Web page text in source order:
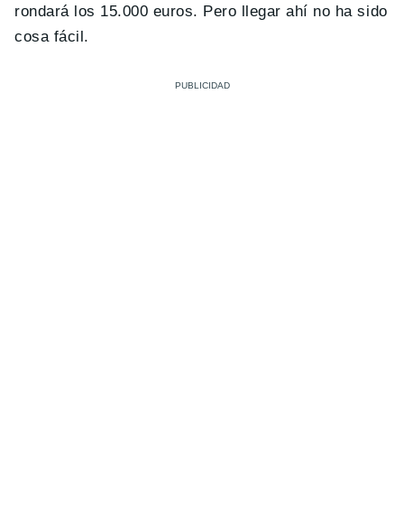
rondará los 15.000 euros. Pero llegar ahí no ha sido
cosa fácil.